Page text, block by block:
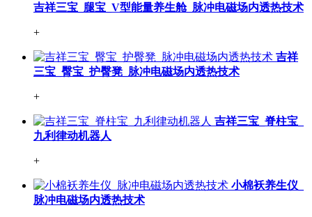
吉祥三宝_腿宝_V型能量养生舱_脉冲电磁场内透热技术
+
吉祥
三宝_臀宝_护臀凳_脉冲电磁场内透热技术
+
吉祥三宝_脊柱宝_
九利律动机器人
+
小棉袄养生仪_
脉冲电磁场内透热技术